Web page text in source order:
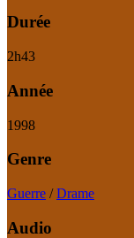
Durée
2h43
Année
1998
Genre
Guerre /Drame
Audio